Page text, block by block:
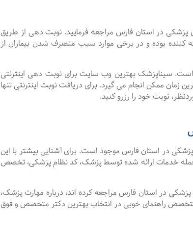
در استان فارس مراجعه فرمایید. نوبت دهی از طریق
بوده و در برخی موارد سبب منصرف شدن بیماران از
است. سیناپزشک بهترین وب سایت برای نوبت دهی اینترنتی
ممکن انجام می گیرد. برای دریافت نوبت اینترنتی تنها
نوبت خود را رزرو کنید.
در استان فارس موجود است. برای آشنایی بیشتر با این
جمله خدمات ارائه شده توسط پزشک، کد نظام پزشکی، تخصص
در استان فارس مراجعه کرده اند، درباره مهارت پزشک،
متخصص راهنمای خوبی در انتخاب بهترین دکتر متخصص و فوق